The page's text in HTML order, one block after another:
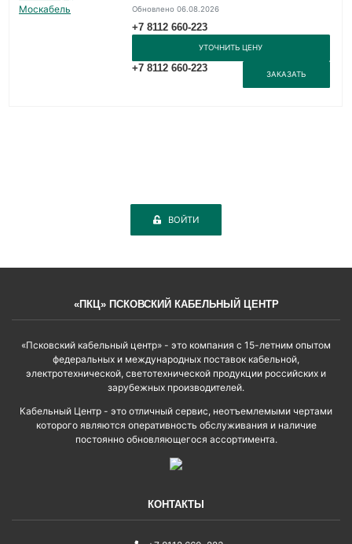
Обновлено 06.08.2026
+7 8112 660-223
УТОЧНИТЬ ЦЕНУ
+7 8112 660-223
ЗАКАЗАТЬ
ВОЙТИ
«ПКЦ» ПСКОВСКИЙ КАБЕЛЬНЫЙ ЦЕНТР
«Псковский кабельный центр» - это компания с 15-летним опытом
федеральных и международных поставок кабельной,
электротехнической, светотехнической продукции российских и
зарубежных производителей.
Кабельный Центр - это отличный сервис, неотъемлемыми чертами
которого являются оперативность обслуживания и наличие
постоянно обновляющегося ассортимента.
КОНТАКТЫ